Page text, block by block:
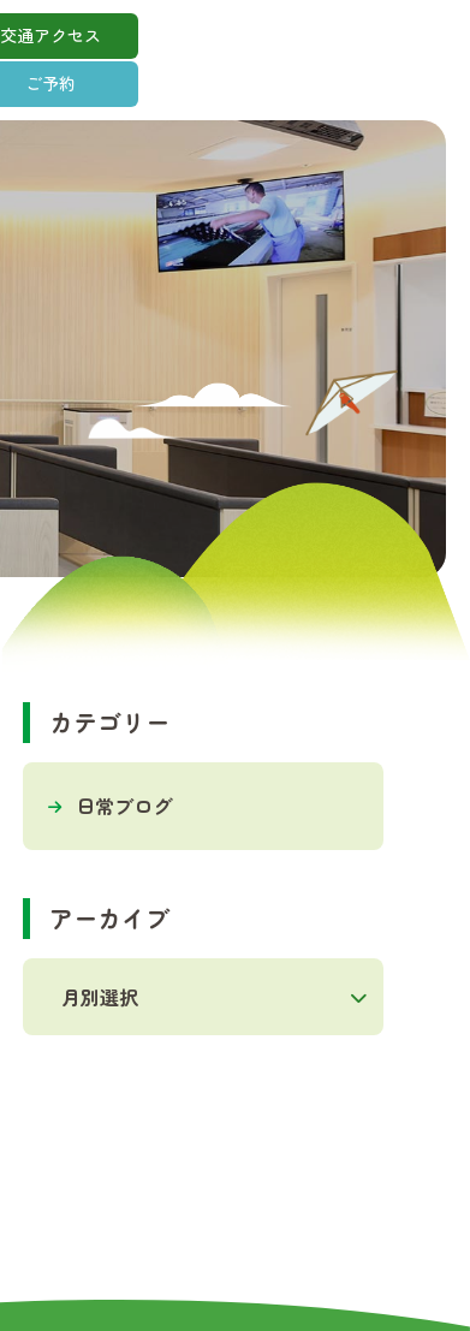
交通アクセス
ご予約
カテゴリー
日常ブログ
アーカイブ
月別選択